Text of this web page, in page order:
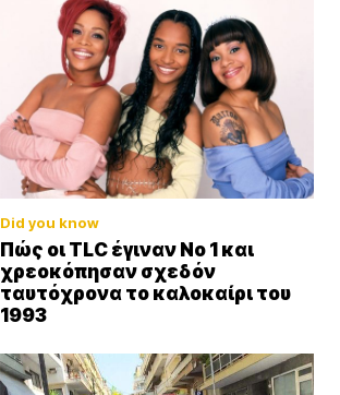
Did you know
Πώς οι TLC έγιναν Νο 1 και
χρεοκόπησαν σχεδόν
ταυτόχρονα το καλοκαίρι του
1993